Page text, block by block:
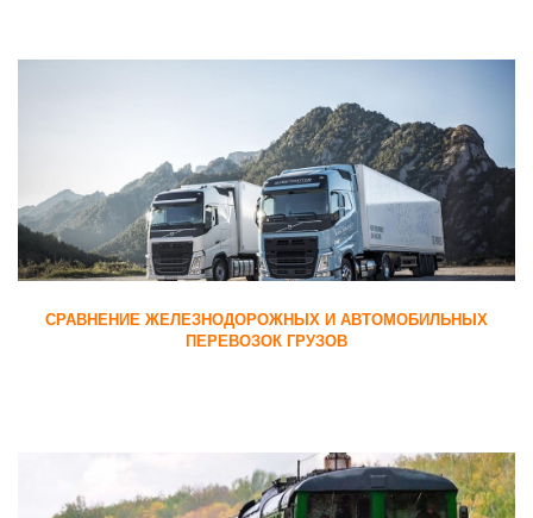
СРАВНЕНИЕ ЖЕЛЕЗНОДОРОЖНЫХ И АВТОМОБИЛЬНЫХ
ПЕРЕВОЗОК ГРУЗОВ